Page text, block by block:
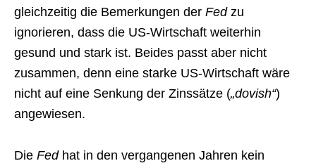
gleichzeitig die Bemerkungen der Fedzu
ignorieren, dass die US-Wirtschaft weiterhin
gesund und stark ist. Beides passt aber nicht
zusammen, denn eine starke US-Wirtschaft wäre
nicht auf eine Senkung der Zinssätze („dovish“)
angewiesen.
Die Fedhat in den vergangenen Jahren kein